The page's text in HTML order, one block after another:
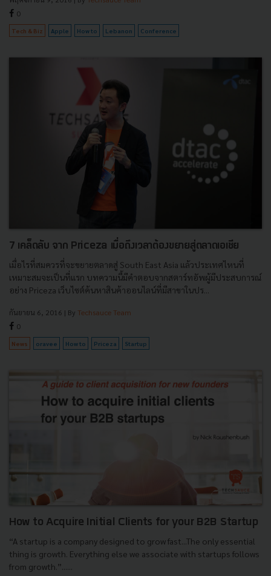
0
Tech & Biz Apple How to Lebanon Conference
7 เคล็ดลับ จาก Priceza เมื่อถึงเวลาต้องขยายสู่ตลาดเอเชีย
เมื่อไรที่สมควรที่จะขยายตลาดสู่ South East Asia แล้วประเทศไหนที่
เหมาะสมจะเป็นที่แรก บทความนี้มีคำตอบจากสตาร์ทอัพผู้มีประสบการณ์
อย่าง Priceza เว็บไซต์ค้นหาสินค้าออนไลน์ที่มีสาขาในปร...
กันยายน 6, 2016 | By Techsauce Team
0
News oravee How to Priceza Startup
How to Acquire Initial Clients for your B2B Startup
“A startup is a company designed to grow fast...The only essential
thing is growth. Everything else we associate with startups follows
from growth.”......